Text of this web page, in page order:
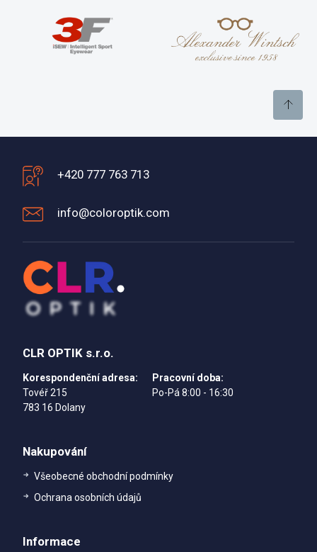
+420 777 763 713
info@coloroptik.com
CLR OPTIK s.r.o.
Korespondenční adresa:
Tovéř 215
783 16 Dolany
Pracovní doba:
Po-Pá 8:00 - 16:30
Nakupování
Všeobecné obchodní podmínky
Ochrana osobních údajů
Informace